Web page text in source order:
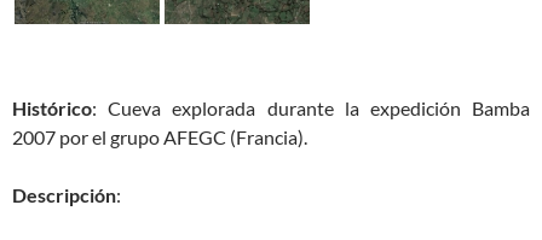
Histórico: Cueva explorada durante la expedición Bamba
2007 por el grupo AFEGC (Francia).
Descripción: